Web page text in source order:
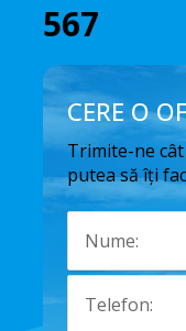
567
CERE O
Trimite-ne
putea să îți